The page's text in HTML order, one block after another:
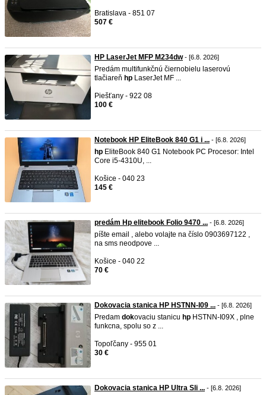
Bratislava - 851 07
507 €
HP LaserJet MFP M234dw- [6.8. 2026]
Predám multifunkčnú čiernobielu laserovú
tlačiareň hp LaserJet MF ...
Piešťany - 922 08
100 €
Notebook HP EliteBook 840 G1 i ... - [6.8. 2026]
hp EliteBook 840 G1 Notebook PC Procesor: Intel
Core i5‑4310U, ...
Košice - 040 23
145 €
predám Hp elitebook Folio 9470 ... - [6.8. 2026]
píšte email , alebo volajte na číslo 0903697122 ,
na sms neodpove ...
Košice - 040 22
70 €
Dokovacia stanica HP HSTNN-I09 ... - [6.8. 2026]
Predam dokovaciu stanicu hp HSTNN-I09X , plne
funkcna, spolu so z ...
Topoľčany - 955 01
30 €
Dokovacia stanica HP Ultra Sli ... - [6.8. 2026]